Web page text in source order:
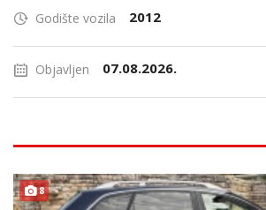
Godište vozila 2012
Objavljen 07.08.2026.
8